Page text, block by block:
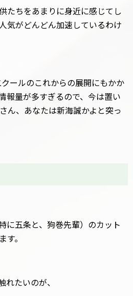
たちをあまりに身近に感じてし
気がどんどん加速しているわけ
ールのこれからの展開にもかか
報量が多すぎるので、今は置い
ん、あなたは新海誠かよと突っ
に五条と、狗巻先輩）のカット
。
れたいのが、